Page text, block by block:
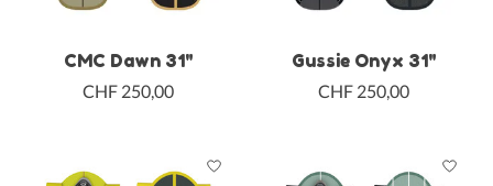
CMC Dawn 31"
CHF 250,00
Gussie Onyx 31"
CHF 250,00